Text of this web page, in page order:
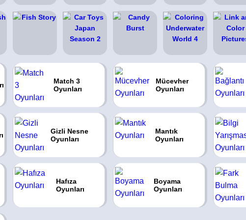
Match 3
Oyunları
Mücevher
Oyunları
Gizli Nesne
Oyunları
Mantık
Oyunları
Hafıza
Oyunları
Boyama
Oyunları